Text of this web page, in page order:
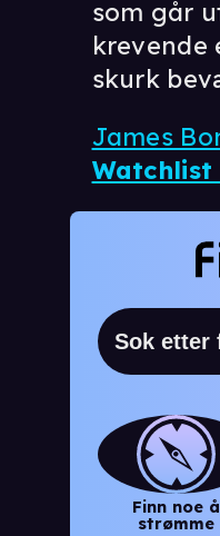
som går
krevende
skurk
James
Finn noe å
strømme